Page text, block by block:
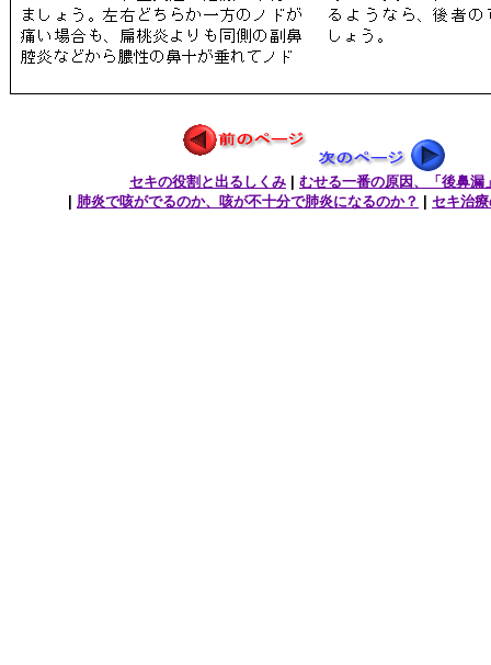
セキの役割と出るしくみ
むせる一番の原因、「後鼻漏
肺炎で咳がでるのか、咳が不十分で肺炎になるのか？ セキ治